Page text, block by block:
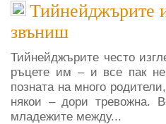
Тийнейджърите
звъниш
Тийнейджърите често
ръцете им – и все пак не
позната на много
някои – дори тревожна.
младежите между...